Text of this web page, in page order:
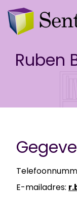
Ruben
E-​mailadres: